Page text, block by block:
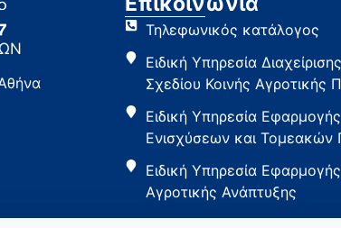
Τηλεφωνικός κατάλογος
Ειδική Υπηρεσία
Σχεδίου Κοινής Αγροτικής
Ειδική Υπηρεσία
Ενισχύσεων και
Ειδική Υπηρεσία
Αγροτικής Ανάπτυξης